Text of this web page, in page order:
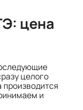
цена
целого
производится
и